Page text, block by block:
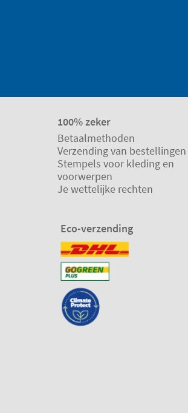
100% zeker
Betaalmethoden
Verzending van bestellingen
Stempels voor kleding en
voorwerpen
Je wettelijke rechten
Eco-verzending